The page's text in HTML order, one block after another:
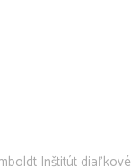
Inštitút